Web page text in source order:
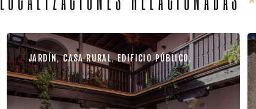
JARDÍN,CASA RURAL,EDIFICIO PÚBLICO,